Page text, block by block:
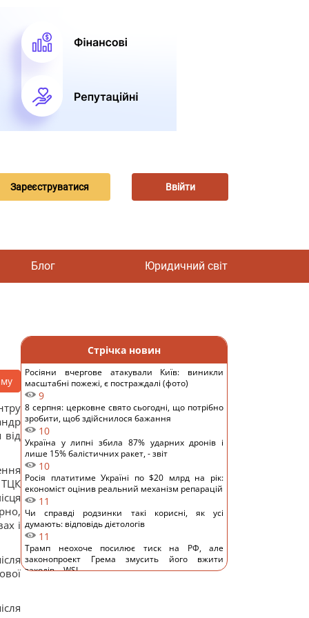
Зареєструватися Ввійти
Блог Юридичний світ
від
і
Стрічка новин
Росіяни вчергове атакували Київ: виникли
масштабні пожежі, є постраждалі (фото)
9
8 серпня: церковне свято сьогодні, що потрібно
зробити, щоб здійснилося бажання
10
Україна у липні збила 87% ударних дронів і
лише 15% балістичних ракет, - звіт
10
Росія платитиме Україні по $20 млрд на рік:
економіст оцінив реальний механізм репарацій
11
Чи справді родзинки такі корисні, як усі
думають: відповідь дієтологів
11
Трамп неохоче посилює тиск на РФ, але
законопроект Грема змусить його вжити
заходів, - WSJ